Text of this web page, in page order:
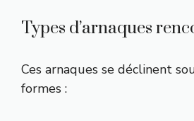
Types d’arnaques
Ces arnaques se déclinent
formes :